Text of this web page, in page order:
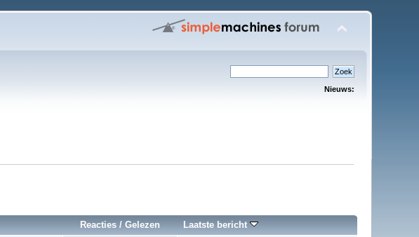
Nieuws:
Reacties/ Gelezen Laatste bericht